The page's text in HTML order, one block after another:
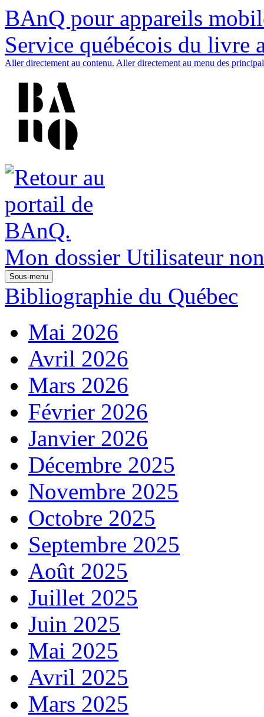
BAnQ pour appareils
Service québécois du livre
Aller directement au contenu. Aller directement au menu des
Mon dossier Utilisateur
Sous-menu
Bibliographie du Québec
Mai 2026
Avril 2026
Mars 2026
Février 2026
Janvier 2026
Décembre 2025
Novembre 2025
Octobre 2025
Septembre 2025
Août 2025
Juillet 2025
Juin 2025
Mai 2025
Avril 2025
Mars 2025